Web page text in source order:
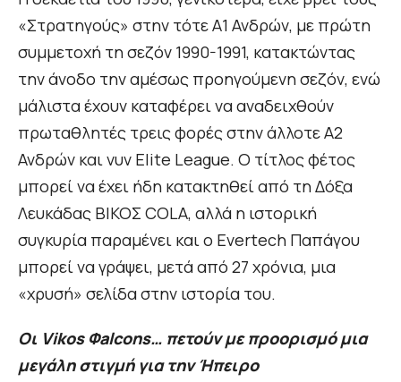
«Στρατηγούς» στην τότε Α1 Ανδρών, με πρώτη
συμμετοχή τη σεζόν 1990-1991, κατακτώντας
την άνοδο την αμέσως προηγούμενη σεζόν, ενώ
μάλιστα έχουν καταφέρει να αναδειχθούν
πρωταθλητές τρεις φορές στην άλλοτε Α2
Ανδρών και νυν Elite League. Ο τίτλος φέτος
μπορεί να έχει ήδη κατακτηθεί από τη Δόξα
Λευκάδας ΒΙΚΟΣ COLA, αλλά η ιστορική
συγκυρία παραμένει και ο Evertech Παπάγου
μπορεί να γράψει, μετά από 27 χρόνια, μια
«χρυσή» σελίδα στην ιστορία του.
Οι Vikos Φalcons… πετούν με προορισμό μια
μεγάλη στιγμή για την Ήπειρο